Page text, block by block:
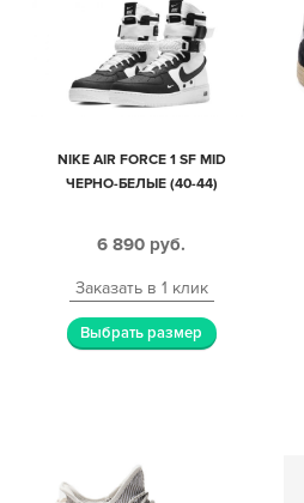
NIKE AIR FORCE 1 SF MID
ЧЕРНО-БЕЛЫЕ (40-44)
6 890 руб.
Заказать в 1 клик
Выбрать размер